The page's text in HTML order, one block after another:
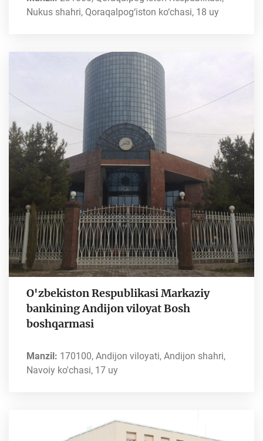
Nukus shahri, Qoraqalpog‘iston ko‘chasi, 18 uy
O'zbekiston Respublikasi Markaziy
bankining Andijon viloyat Bosh
boshqarmasi
Manzil: 170100, Andijon viloyati, Andijon shahri,
Navoiy ko'chasi, 17 uy